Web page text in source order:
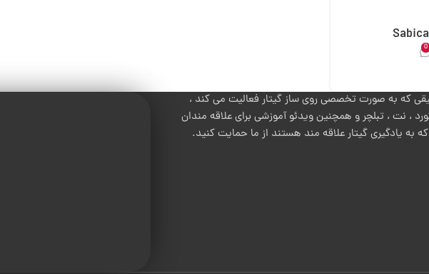
0
که به صورت تخصصی روی ساز گیتار فعالیت می کند ،
، نت ، تبلچر و همچنین ویدئو آموزشی برای علاقه مندان
به یادگیری گیتار علاقه مند هستند از ما حمایت کنید.